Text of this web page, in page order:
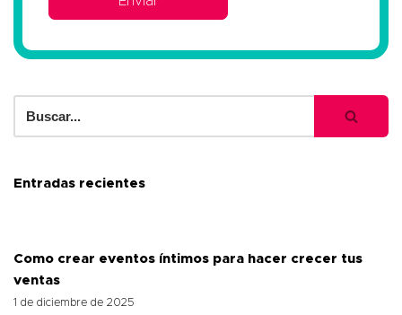
Entradas recientes
Como crear eventos íntimos para hacer crecer tus
ventas
1 de diciembre de 2025